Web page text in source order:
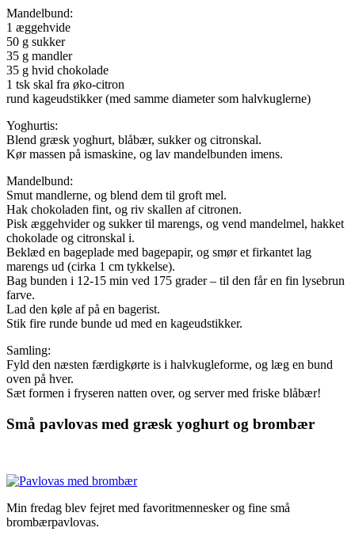
Mandelbund:
1 æggehvide
50 g sukker
35 g mandler
35 g hvid chokolade
1 tsk skal fra øko-citron
rund kageudstikker (med samme diameter som halvkuglerne)
Yoghurtis:
Blend græsk yoghurt, blåbær, sukker og citronskal.
Kør massen på ismaskine, og lav mandelbunden imens.
Mandelbund:
Smut mandlerne, og blend dem til groft mel.
Hak chokoladen fint, og riv skallen af citronen.
Pisk æggehvider og sukker til marengs, og vend mandelmel, hakket
chokolade og citronskal i.
Beklæd en bageplade med bagepapir, og smør et firkantet lag
marengs ud (cirka 1 cm tykkelse).
Bag bunden i 12-15 min ved 175 grader – til den får en fin lysebrun
farve.
Lad den køle af på en bagerist.
Stik fire runde bunde ud med en kageudstikker.
Samling:
Fyld den næsten færdigkørte is i halvkugleforme, og læg en bund
oven på hver.
Sæt formen i fryseren natten over, og server med friske blåbær!
Små pavlovas med græsk yoghurt og brombær
Min fredag blev fejret med favoritmennesker og fine små
brombærpavlovas.